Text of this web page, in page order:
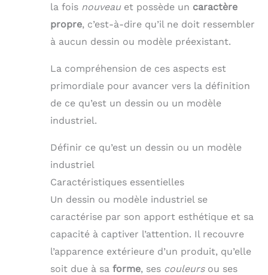
la fois nouveauet possède un caractère
propre, c’est-à-dire qu’il ne doit ressembler
à aucun dessin ou modèle préexistant.
La compréhension de ces aspects est
primordiale pour avancer vers la définition
de ce qu’est un dessin ou un modèle
industriel.
Définir ce qu’est un dessin ou un modèle
industriel
Caractéristiques essentielles
Un dessin ou modèle industriel se
caractérise par son apport esthétique et sa
capacité à captiver l’attention. Il recouvre
l’apparence extérieure d’un produit, qu’elle
soit due à sa forme, ses couleursou ses